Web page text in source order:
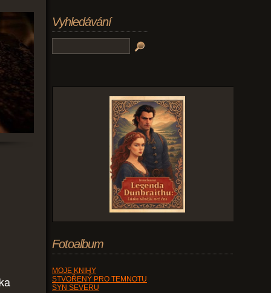
Vyhledávání
Fotoalbum
MOJE KNIHY
STVOŘENÝ PRO TEMNOTU
SYN SEVERU